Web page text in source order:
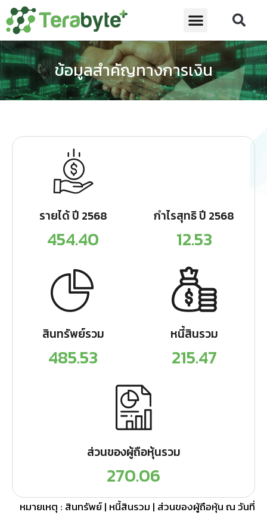
ข้อมูลสำคัญทางการเงิน
รายได้ ปี 2568
454.40
กำไรสุทธิ ปี 2568
12.53
สินทรัพย์รวม
485.53
หนี้สินรวม
215.47
ส่วนของผู้ถือหุ้นรวม
270.06
หมายเหตุ : สินทรัพย์ | หนี้สินรวม | ส่วนของผู้ถือหุ้น ณ วันที่